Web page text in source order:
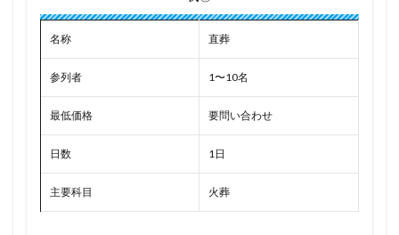
名称 直葬
参列者 1〜10名
最低価格 要問い合わせ
日数 1日
主要科目 火葬